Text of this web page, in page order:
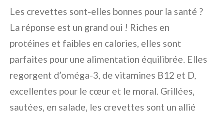
Les crevettes sont-elles bonnes pour la santé ?
La réponse est un grand oui ! Riches en
protéines et faibles en calories, elles sont
parfaites pour une alimentation équilibrée. Elles
regorgent d’oméga-3, de vitamines B12 et D,
excellentes pour le cœur et le moral. Grillées,
sautées, en salade, les crevettes sont un allié